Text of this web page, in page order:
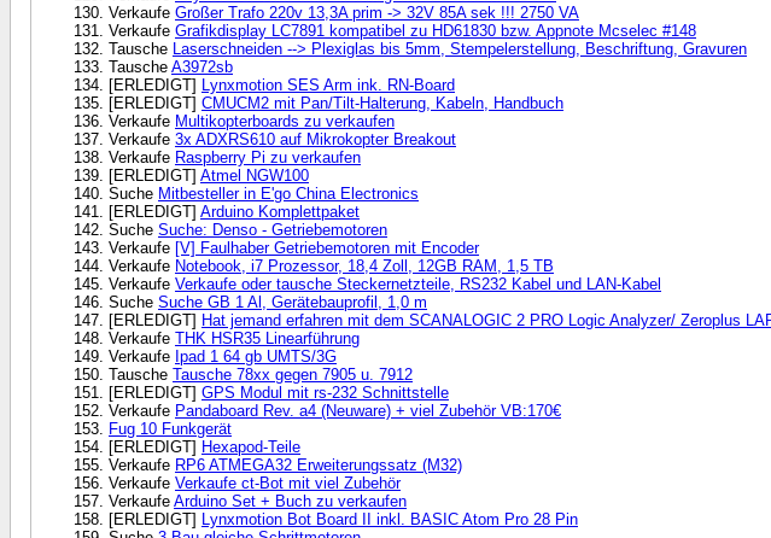
Verkaufe Großer Trafo 220v 13,3A prim -> 32V 85A sek !!! 2750 VA
Verkaufe Grafikdisplay LC7891 kompatibel zu HD61830 bzw. Appnote Mcselec #148
Tausche Laserschneiden --> Plexiglas bis 5mm, Stempelerstellung, Beschriftung, Gravuren
Tausche A3972sb
[ERLEDIGT] Lynxmotion SES Arm ink. RN-Board
[ERLEDIGT] CMUCM2 mit Pan/Tilt-Halterung, Kabeln, Handbuch
Verkaufe Multikopterboards zu verkaufen
Verkaufe 3x ADXRS610 auf Mikrokopter Breakout
Verkaufe Raspberry Pi zu verkaufen
[ERLEDIGT] Atmel NGW100
Suche Mitbesteller in E'go China Electronics
[ERLEDIGT] Arduino Komplettpaket
Suche Suche: Denso - Getriebemotoren
Verkaufe [V] Faulhaber Getriebemotoren mit Encoder
Verkaufe Notebook, i7 Prozessor, 18,4 Zoll, 12GB RAM, 1,5 TB
Verkaufe Verkaufe oder tausche Steckernetzteile, RS232 Kabel und LAN-Kabel
Suche Suche GB 1 Al, Gerätebauprofil, 1,0 m
[ERLEDIGT] Hat jemand erfahren mit dem SCANALOGIC 2 PRO Logic Analyzer/ Zeroplus
Verkaufe THK HSR35 Linearführung
Verkaufe Ipad 1 64 gb UMTS/3G
Tausche Tausche 78xx gegen 7905 u. 7912
[ERLEDIGT] GPS Modul mit rs-232 Schnittstelle
Verkaufe Pandaboard Rev. a4 (Neuware) + viel Zubehör VB:170€
Fug 10 Funkgerät
[ERLEDIGT] Hexapod-Teile
Verkaufe RP6 ATMEGA32 Erweiterungssatz (M32)
Verkaufe Verkaufe ct-Bot mit viel Zubehör
Verkaufe Arduino Set + Buch zu verkaufen
[ERLEDIGT] Lynxmotion Bot Board II inkl. BASIC Atom Pro 28 Pin